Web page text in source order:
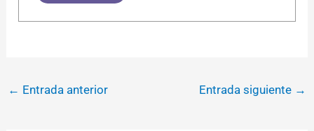
← Entrada anterior Entrada siguiente →